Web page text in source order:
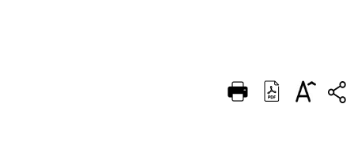
DEUTSCH